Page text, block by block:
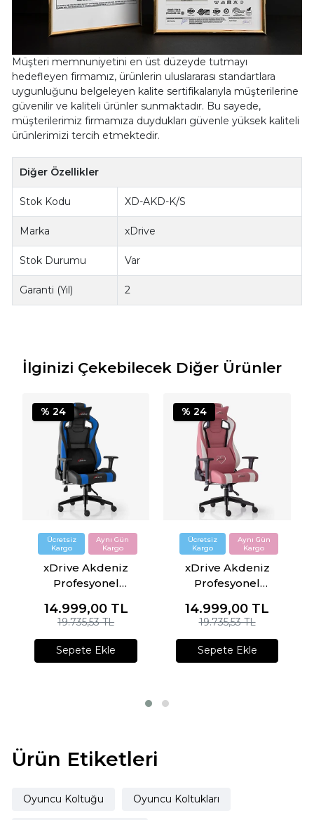
Müşteri memnuniyetini en üst düzeyde tutmayı
hedefleyen firmamız, ürünlerin uluslararası standartlara
uygunluğunu belgeleyen kalite sertifikalarıyla müşterilerine
güvenilir ve kaliteli ürünler sunmaktadır. Bu sayede,
müşterilerimiz firmamıza duydukları güvenle yüksek kaliteli
ürünlerimizi tercih etmektedir.
Diğer Özellikler
Stok Kodu XD-AKD-K/S
Marka xDrive
Stok Durumu Var
Garanti (Yıl) 2
İlginizi Çekebilecek Diğer Ürünler
% 24
xDrive Akdeniz
Profesyonel
Mavi/Siyah
14.999,00 TL
19.735,53 TL
Sepete Ekle
% 24
xDrive Akdeniz
Profesyonel
Pembe/Beyaz
14.999,00 TL
19.735,53 TL
Sepete Ekle
Ürün Etiketleri
Oyuncu Koltuğu Oyuncu Koltukları